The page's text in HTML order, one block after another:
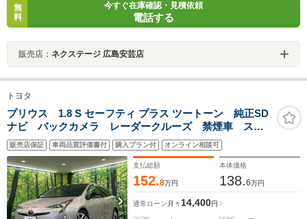
無
料
今すぐ在庫確認・見積依頼
電話する
販売店： ネクステージ 広島安芸店
トヨタ
プリウス 1.8 S セーフティ プラス ツートーン 純正SD
ナビ バックカメラ レーダークルーズ 禁煙車 スマ
ートキー LEDヘッド ビルトインETC 純正17インチ
アルミ オートハイビーム オートライト オートエア
コン Bluetooth CD
販売店保証 車両品質評価書付 購入プラン付 オンライン相談可
支払総額
152.8万円
本体価格
138.6万円
通常ローン 月々14,400円